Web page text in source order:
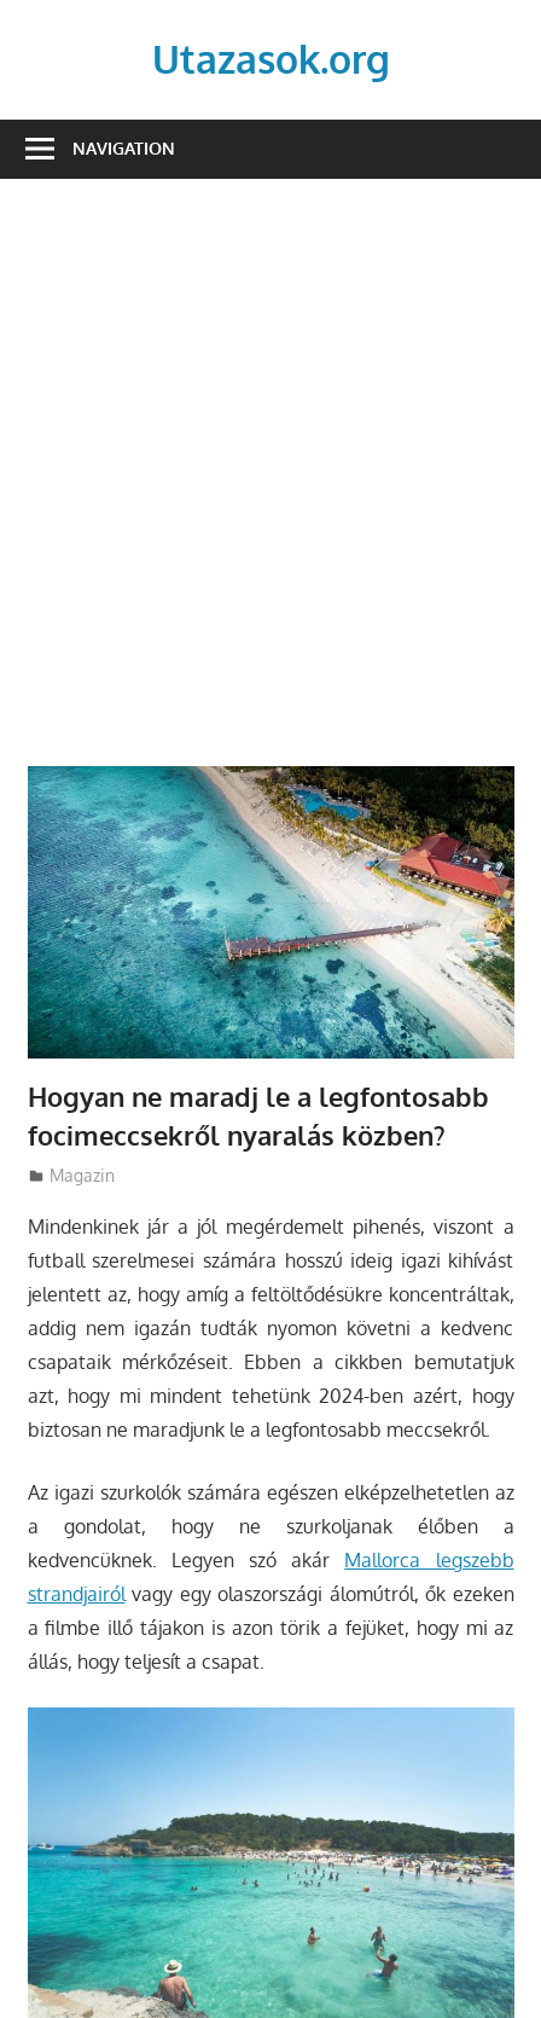
Utazasok.org
NAVIGATION
Hogyan ne maradj le a legfontosabb
focimeccsekről nyaralás közben?
Utazasok.org
Magazin
Mindenkinek jár a jól megérdemelt pihenés, viszont a
futball szerelmesei számára hosszú ideig igazi kihívást
jelentett az, hogy amíg a feltöltődésükre koncentráltak,
addig nem igazán tudták nyomon követni a kedvenc
csapataik mérkőzéseit. Ebben a cikkben bemutatjuk
azt, hogy mi mindent tehetünk 2024-ben azért, hogy
biztosan ne maradjunk le a legfontosabb meccsekről.
Az igazi szurkolók számára egészen elképzelhetetlen az
a gondolat, hogy ne szurkoljanak élőben a
kedvencüknek. Legyen szó akár Mallorca legszebb
strandjairólvagy egy olaszországi álomútról, ők ezeken
a filmbe illő tájakon is azon törik a fejüket, hogy mi az
állás, hogy teljesít a csapat.